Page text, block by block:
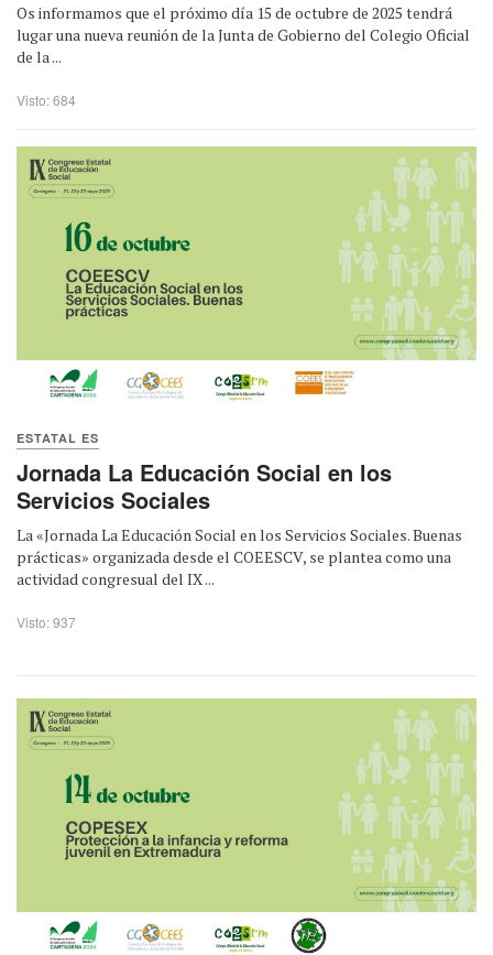
Os informamos que el próximo día 15 de octubre de 2025 tendrá
lugar una nueva reunión de la Junta de Gobierno del Colegio Oficial
de la ...
Visto: 684
ESTATAL ES
Jornada La Educación Social en los
Servicios Sociales
La «Jornada La Educación Social en los Servicios Sociales. Buenas
prácticas» organizada desde el COEESCV, se plantea como una
actividad congresual del IX ...
Visto: 937